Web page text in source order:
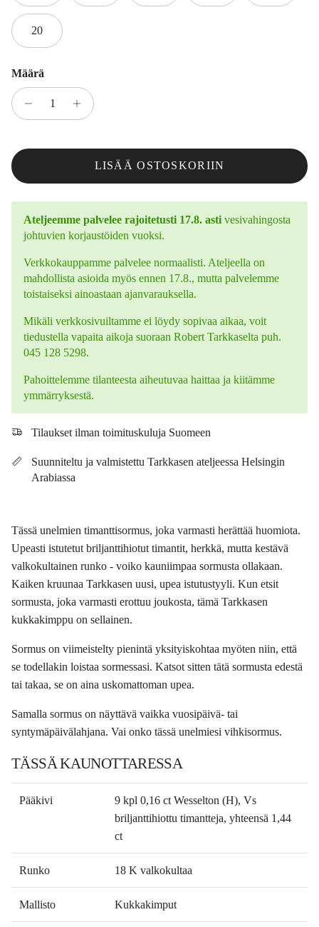
20
Määrä
LISÄÄ OSTOSKORIIN
Ateljeemme palvelee rajoitetusti 17.8. asti vesivahingosta
johtuvien korjaustöiden vuoksi.
Verkkokauppamme palvelee normaalisti. Ateljeella on
mahdollista asioida myös ennen 17.8., mutta palvelemme
toistaiseksi ainoastaan ajanvarauksella.
Mikäli verkkosivuiltamme ei löydy sopivaa aikaa, voit
tiedustella vapaita aikoja suoraan Robert Tarkkaselta puh.
045 128 5298.
Pahoittelemme tilanteesta aiheutuvaa haittaa ja kiitämme
ymmärryksestä.
Tilaukset ilman toimituskuluja Suomeen
Suunniteltu ja valmistettu Tarkkasen ateljeessa Helsingin
Arabiassa
Tässä unelmien timanttisormus, joka varmasti herättää huomiota.
Upeasti istutetut briljanttihiotut timantit, herkkä, mutta kestävä
valkokultainen runko - voiko kauniimpaa sormusta ollakaan.
Kaiken kruunaa Tarkkasen uusi, upea istutustyyli. Kun etsit
sormusta, joka varmasti erottuu joukosta, tämä Tarkkasen
kukkakimppu on sellainen.
Sormus on viimeistelty pienintä yksityiskohtaa myöten niin, että
se todellakin loistaa sormessasi. Katsot sitten tätä sormusta edestä
tai takaa, se on aina uskomattoman upea.
Samalla sormus on näyttävä vaikka vuosipäivä- tai
syntymäpäivälahjana. Vai onko tässä unelmiesi vihkisormus.
TÄSSÄ KAUNOTTARESSA
Pääkivi
9 kpl 0,16 ct Wesselton (H), Vs
briljanttihiottu timantteja, yhteensä 1,44
ct
Runko 18 K valkokultaa
Mallisto Kukkakimput